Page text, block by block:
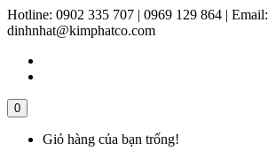
Hotline: 0902 335 707 | 0969 129 864 | Email:
dinhnhat@kimphatco.com
0
Giỏ hàng của bạn trống!